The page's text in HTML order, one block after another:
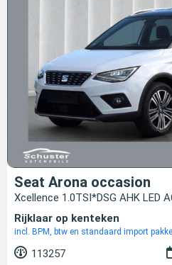
Seat Arona occasion
Xcellence 1.0TSI*DSG AHK LED
Rijklaar op kenteken
incl. BPM, btw en standaard import
113257